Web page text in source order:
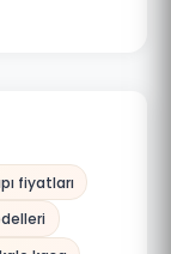
fiyatları